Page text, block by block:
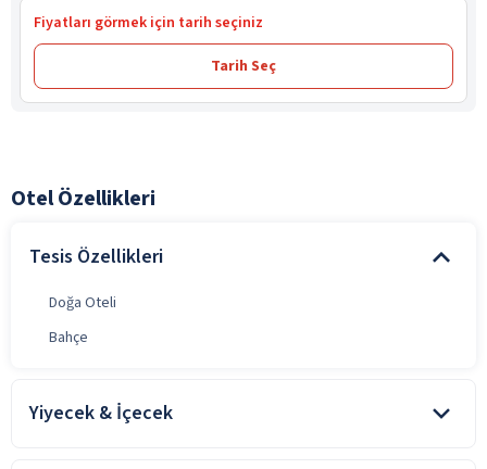
Fiyatları görmek için tarih seçiniz
Tarih Seç
Otel Özellikleri
Tesis Özellikleri
Doğa Oteli
Bahçe
Yiyecek & İçecek